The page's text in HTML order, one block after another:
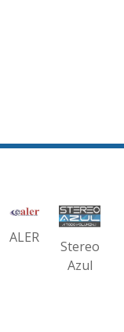
ALER
Stereo
Azul